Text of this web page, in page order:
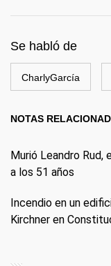
Se habló de
CharlyGarcía
NOTAS
Murió Leandro
a los 51 años
Incendio en un
Kirchner en